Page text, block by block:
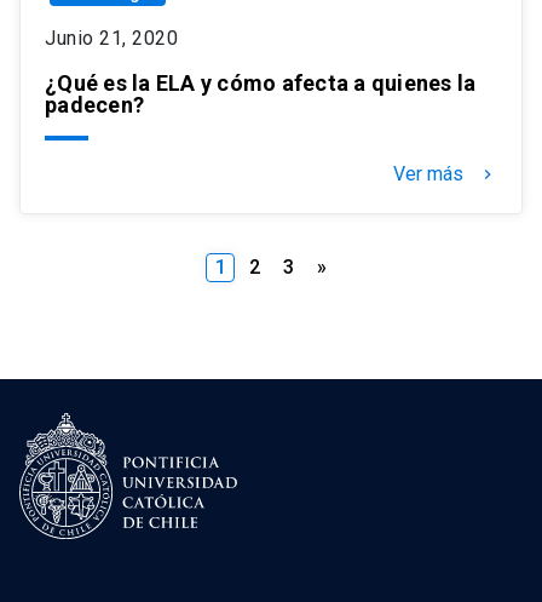
Junio 21, 2020
¿Qué es la ELA y cómo afecta a quienes la
padecen?
Ver más keyboard_arrow_right
Paginación
1 2 3 »